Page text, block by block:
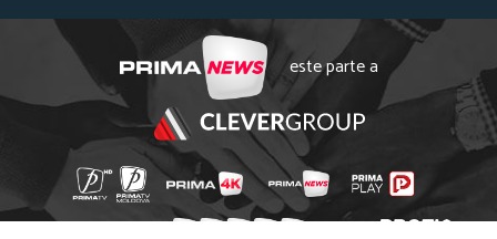
este parte a